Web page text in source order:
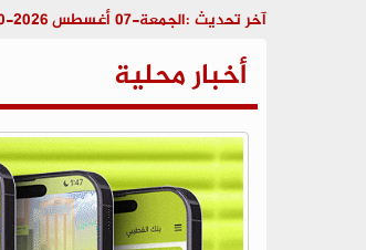
آخر تحديث :الجمعة-07 أغسطس 2026-09:20م
أخبار محلية